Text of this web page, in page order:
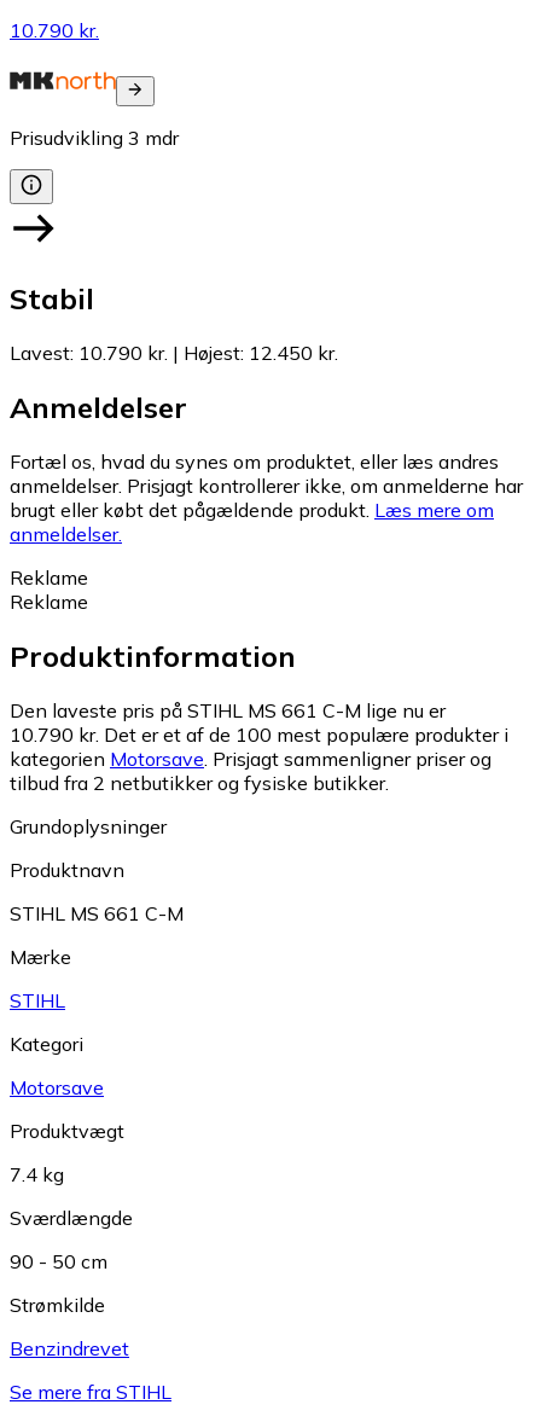
10.790 kr.
Prisudvikling 3 mdr
Stabil
Lavest: 10.790 kr. | Højest: 12.450 kr.
Anmeldelser
Fortæl os, hvad du synes om produktet, eller læs andres
anmeldelser. Prisjagt kontrollerer ikke, om anmelderne har
brugt eller købt det pågældende produkt. Læs mere om
anmeldelser.
Reklame
Reklame
Produktinformation
Den laveste pris på STIHL MS 661 C-M lige nu er
10.790 kr. Det er et af de 100 mest populære produkter i
kategorien Motorsave. Prisjagt sammenligner priser og
tilbud fra 2 netbutikker og fysiske butikker.
Grundoplysninger
Produktnavn
STIHL MS 661 C-M
Mærke
STIHL
Kategori
Motorsave
Produktvægt
7.4 kg
Sværdlængde
90 - 50 cm
Strømkilde
Benzindrevet
Se mere fra STIHL